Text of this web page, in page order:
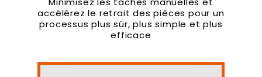
accélérez le retrait des pièces pour un
processus plus sûr, plus simple et plus
efficace